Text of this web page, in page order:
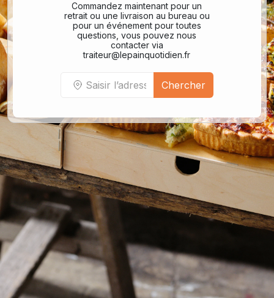
Commandez maintenant pour un
retrait ou une livraison au bureau ou
pour un événement pour toutes
questions, vous pouvez nous
contacter via
traiteur@lepainquotidien.fr
Chercher